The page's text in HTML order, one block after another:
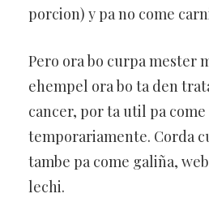
porcion) y pa no come
Pero ora bo curpa mester
ehempel ora bo ta den
cancer, por ta util pa come
temporariamente. Corda
tambe pa come galiña,
lechi.